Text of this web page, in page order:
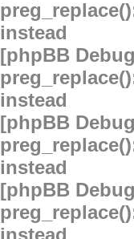
instead
[phpBB
instead
[phpBB
instead
[phpBB
instead